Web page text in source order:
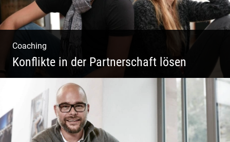
Coaching
Konflikte in der Partnerschaft lösen
Paar Coaching – Der Weg in die Leichtigkeit
und Harmonie